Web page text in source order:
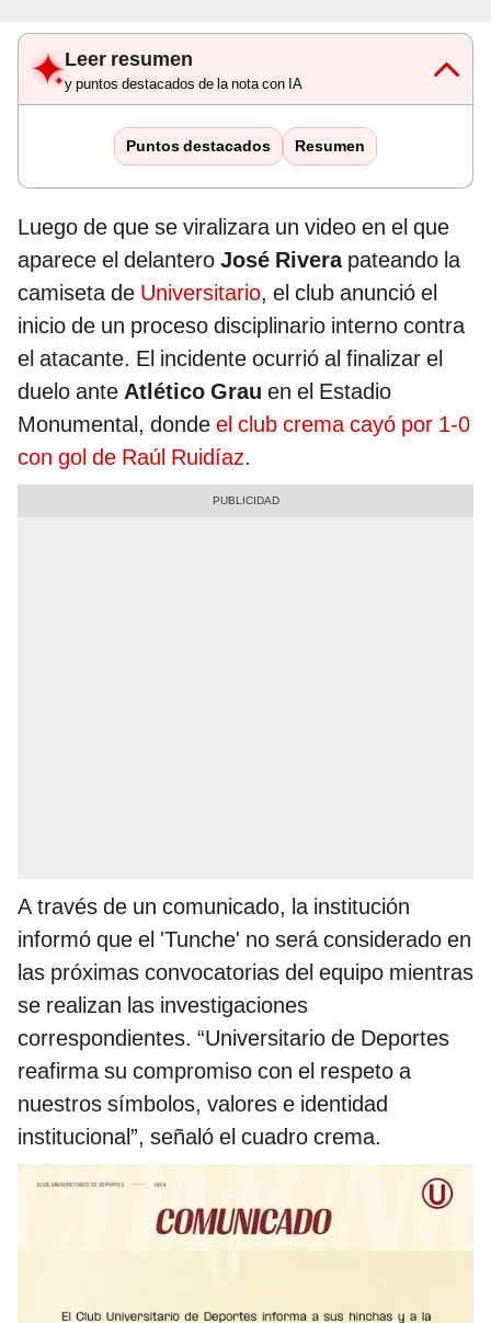
Leer resumen
y puntos destacados de la nota con IA
Puntos destacados Resumen
Luego de que se viralizara un video en el que
aparece el delantero José Riverapateando la
camiseta de Universitario, el club anunció el
inicio de un proceso disciplinario interno contra
el atacante. El incidente ocurrió al finalizar el
duelo ante Atlético Grau en el Estadio
Monumental, donde el club crema cayó por 1-0
con gol de Raúl Ruidíaz.
A través de un comunicado, la institución
informó que el 'Tunche' no será considerado en
las próximas convocatorias del equipo mientras
se realizan las investigaciones
correspondientes. “Universitario de Deportes
reafirma su compromiso con el respeto a
nuestros símbolos, valores e identidad
institucional”, señaló el cuadro crema.